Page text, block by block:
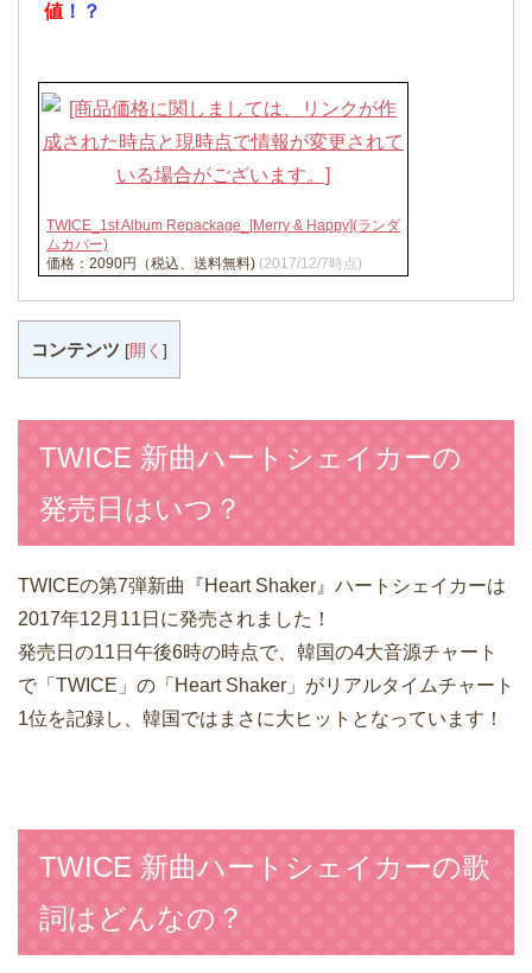
値 ！？
TWICE_1st Album Repackage_[Merry & Happy](ランダ
ムカバー)
価格：2090円（税込、送料無料) (2017/12/7時点)
コンテンツ [開く ]
TWICE 新曲ハートシェイカーの
発売日はいつ？
TWICEの第7弾新曲『Heart Shaker』ハートシェイカーは
2017年12月11日に発売されました！
発売日の11日午後6時の時点で、韓国の4大音源チャート
で「TWICE」の「Heart Shaker」がリアルタイムチャート
1位を記録し、韓国ではまさに大ヒットとなっています！
TWICE 新曲ハートシェイカーの歌
詞はどんなの？